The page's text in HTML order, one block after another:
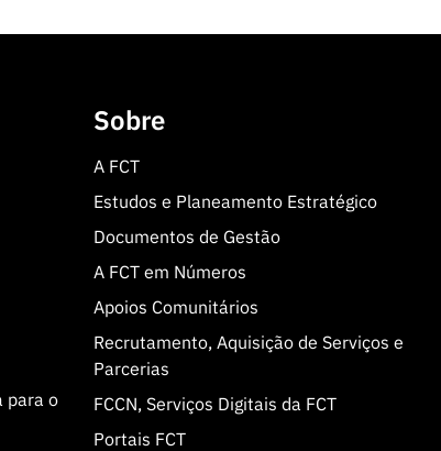
para o
Sobre
A FCT
Estudos e Planeamento Estratégico
Documentos de Gestão
A FCT em Números
Apoios Comunitários
Recrutamento, Aquisição de Serviços e
Parcerias
FCCN, Serviços Digitais da FCT
Portais FCT